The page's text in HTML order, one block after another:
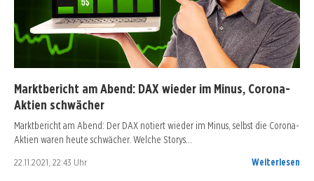
Marktbericht am Abend: DAX wieder im Minus, Corona-
Aktien schwächer
Marktbericht am Abend: Der DAX notiert wieder im Minus, selbst die Corona-
Aktien waren heute schwächer. Welche Storys…
22.11.2021, 22:43 Uhr Weiterlesen